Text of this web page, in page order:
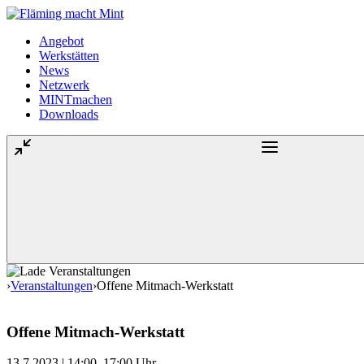
Angebot
Werkstätten
News
Netzwerk
MINTmachen
Downloads
›Veranstaltungen›Offene Mitmach-Werkstatt
Offene Mitmach-Werkstatt